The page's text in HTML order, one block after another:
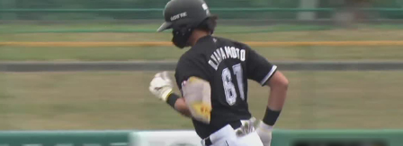
動画
日程・結果
順位表･成績